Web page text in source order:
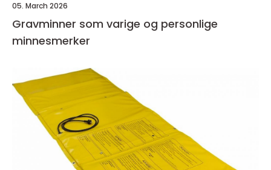
05. March 2026
Gravminner som varige og personlige
minnesmerker